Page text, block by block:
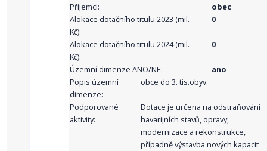
Příjemci:
obec
Alokace dotačního titulu 2023 (mil.
Kč):
0
Alokace dotačního titulu 2024 (mil.
Kč):
0
Územní dimenze ANO/NE:
ano
Popis územní
dimenze:
obce do 3. tis.obyv.
Podporované
aktivity:
Dotace je určena na odstraňování
havarijních stavů, opravy,
modernizace a rekonstrukce,
případně výstavba nových kapacit